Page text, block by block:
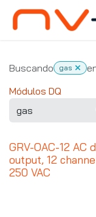
Ir al contenido
Buscando gas
Módulos DQ
GRV-OAC-12 AC
output, 12
250 VAC